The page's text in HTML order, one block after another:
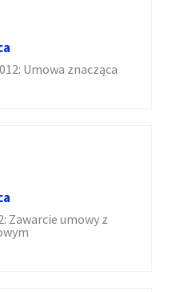
Umowa znacząca
Zawarcie umowy z